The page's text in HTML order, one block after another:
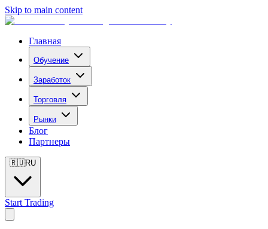
Skip to main content
Главная
Обучение
Заработок
Торговля
Рынки
Блог
Партнеры
🇷🇺RU
Start Trading